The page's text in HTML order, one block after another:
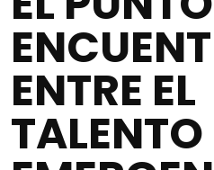
ENTRE EL
TALENTO